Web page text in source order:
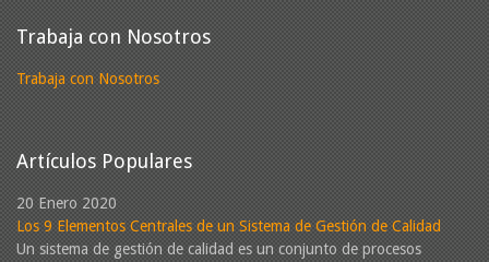
Trabaja con Nosotros
Trabaja con Nosotros
Artículos Populares
20 Enero 2020
Los 9 Elementos Centrales de un Sistema de Gestión de Calidad
Un sistema de gestión de calidad es un conjunto de procesos